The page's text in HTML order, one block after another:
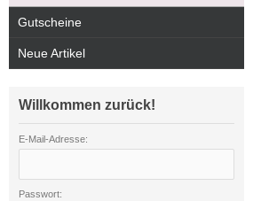
Gutscheine
Neue Artikel
Willkommen zurück!
E-Mail-Adresse:
Passwort: